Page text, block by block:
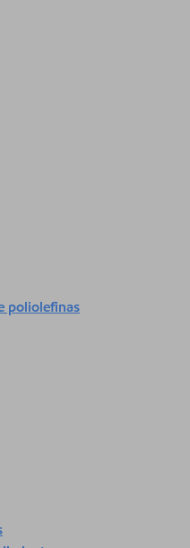
poliolefinas